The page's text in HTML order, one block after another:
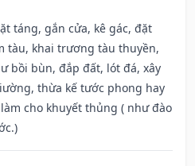
táng, gắn cửa, kê gác, đặt
tàu, khai trương tàu thuyền,
bồi bùn, đắp đất, lót đá, xây
thừa kế tước phong hay
cho khuyết thủng ( như đào